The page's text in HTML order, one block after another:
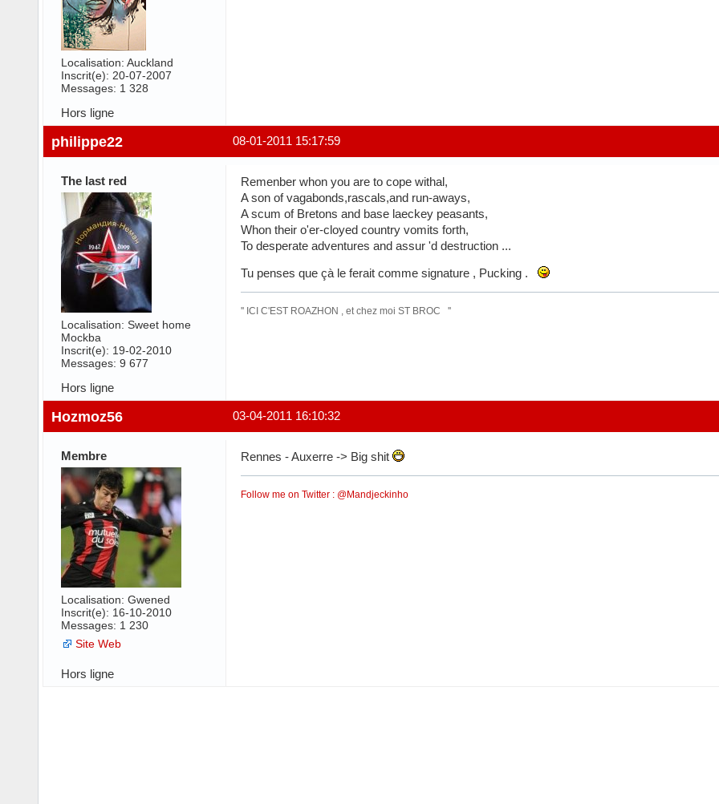
Localisation: Auckland
Inscrit(e): 20-07-2007
Messages: 1 328
Hors ligne
08-01-2011 15:17:59
philippe22
The last red
Localisation: Sweet home
Mockba
Inscrit(e): 19-02-2010
Messages: 9 677
Remenber whon you are to cope withal,
A son of vagabonds,rascals,and run-aways,
A scum of Bretons and base laeckey peasants,
Whon their o'er-cloyed country vomits forth,
To desperate adventures and assur 'd destruction ...
Tu penses que çà le ferait comme signature , Pucking .
'' ICI C'EST ROAZHON , et chez moi ST BROC ''
Hors ligne
03-04-2011 16:10:32
Hozmoz56
Membre
Localisation: Gwened
Inscrit(e): 16-10-2010
Messages: 1 230
Site Web
Rennes - Auxerre -> Big shit
Follow me on Twitter : @Mandjeckinho
Hors ligne